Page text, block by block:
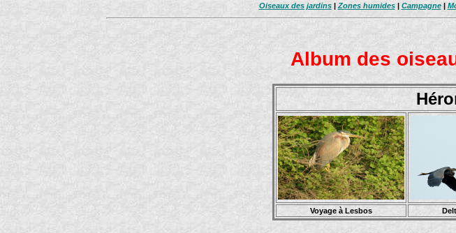
Oiseaux des jardins| Zones humides| Campagne|
Album des
Voyage à Lesbos